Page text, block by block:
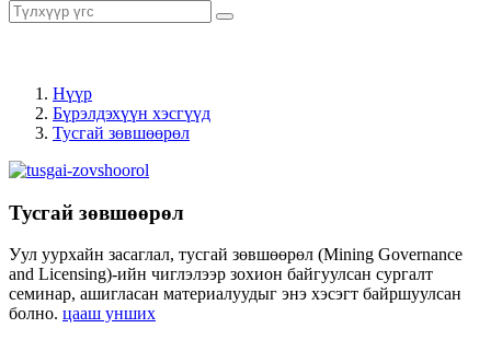
Нүүр
Бүрэлдэхүүн хэсгүүд
Тусгай зөвшөөрөл
Тусгай зөвшөөрөл
Уул уурхайн засаглал, тусгай зөвшөөрөл (Mining Governance
and Licensing)-ийн чиглэлээр зохион байгуулсан сургалт
семинар, ашигласан материалуудыг энэ хэсэгт байршуулсан
болно. цааш унших